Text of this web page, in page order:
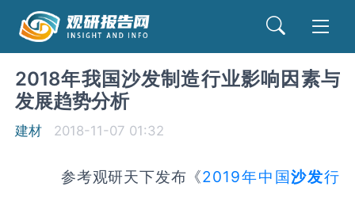
2018年我国沙发制造行业影响因素与
发展趋势分析
建材 2018-11-07 01:32
参考观研天下发布《2019年中国沙发行